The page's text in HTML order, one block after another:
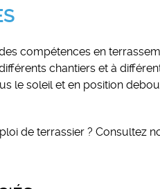
compétences en
chantiers et à
le soleil et en position
de terrassier ? Consultez